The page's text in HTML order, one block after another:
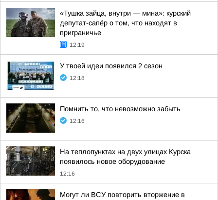
«Тушка зайца, внутри — мина»: курский
депутат-сапёр о том, что находят в
приграничье
12:19
У твоей идеи появился 2 сезон
12:18
Помнить то, что невозможно забыть
12:16
На теплопунктах на двух улицах Курска
появилось новое оборудование
12:16
Могут ли ВСУ повторить вторжение в